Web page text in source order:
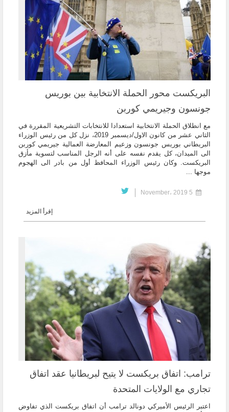
البريكست محور الحملة الانتخابية بين بوريس
جونسون وجيريمي كوربن
مع انطلاق الحملة الانتخابية استعدادا للانتخابات التشريعية المقررة في
الثاني عشر من كانون الاول/ديسمبر 2019، نزل كل من رئيس الوزراء
البريطاني بوريس جونسون وزعيم المعارضة العمالية جيريمي كوربن
الى الميدان، كل يقدم نفسه على أنه الرجل المناسب لتسوية مأزق
البريكست. وكان رئيس الوزراء المحافظ أول من بادر الى الهجوم
موجها ...
إقرأ المزيد
ترامب: اتفاق بريكست لا يتيح لبريطانيا عقد اتفاق
تجاري مع الولايات المتحدة
اعتبر الرئيس الأميركي ​دونالد ترامب​ أن اتفاق بريكست الذي تفاوض